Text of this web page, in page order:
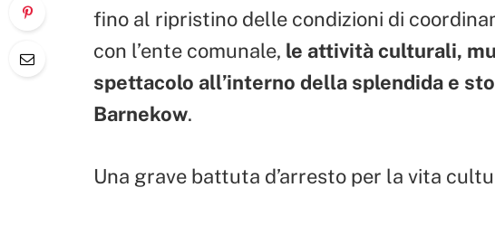
fino al ripristino delle condizioni di
con l’ente comunale, le attività culturali,
spettacolo all’interno della splendida e
Barnekow.
Una grave battuta d’arresto per la vita